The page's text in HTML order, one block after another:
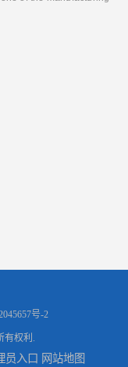
号-2
有权利.
员入口 网站地图